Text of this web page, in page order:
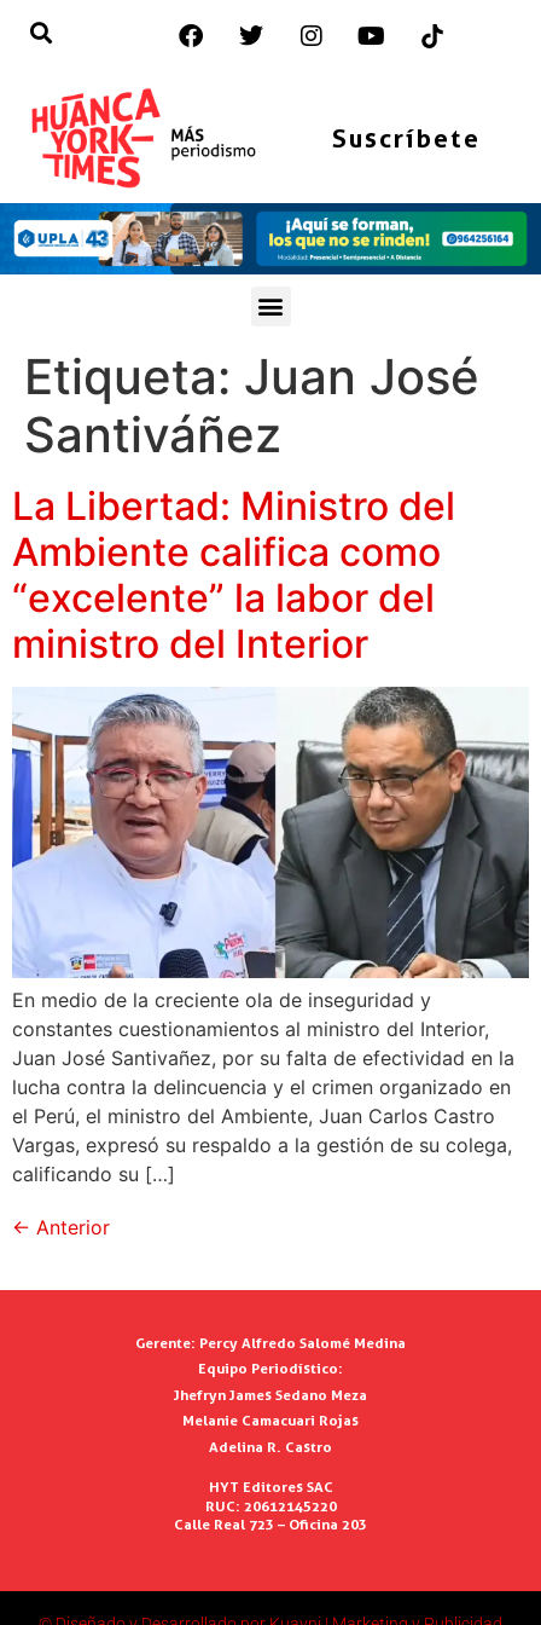
Suscríbete
Etiqueta: Juan José
Santiváñez
La Libertad: Ministro del
Ambiente califica como
“excelente” la labor del
ministro del Interior
En medio de la creciente ola de inseguridad y
constantes cuestionamientos al ministro del Interior,
Juan José Santivañez, por su falta de efectividad en la
lucha contra la delincuencia y el crimen organizado en
el Perú, el ministro del Ambiente, Juan Carlos Castro
Vargas, expresó su respaldo a la gestión de su colega,
calificando su […]
← Anterior
Gerente: Percy Alfredo Salomé Medina
Equipo Periodístico:
Jhefryn James Sedano Meza
Melanie Camacuari Rojas
Adelina R. Castro
HYT Editores SAC
RUC: 20612145220
Calle Real 723 – Oficina 203